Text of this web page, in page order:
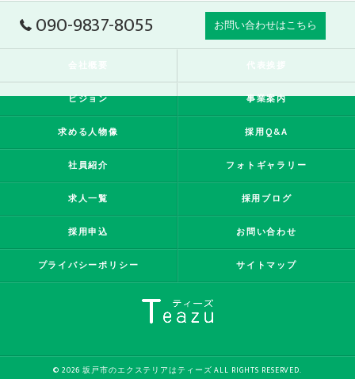
090-9837-8055 お問い合わせはこちら
会社概要 代表挨拶
ビジョン 事業案内
求める人物像 採用Q&A
社員紹介 フォトギャラリー
求人一覧 採用ブログ
採用申込 お問い合わせ
プライバシーポリシー サイトマップ
© 2026 坂戸市のエクステリアはティーズ ALL RIGHTS RESERVED.